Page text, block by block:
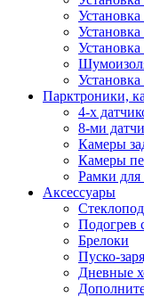
Установка
Установка
Парктроники,
4-х
8-ми
Камеры
Камеры
Рамки
Аксессуары
Подогрев
Брелоки
Пуско-
Дневные